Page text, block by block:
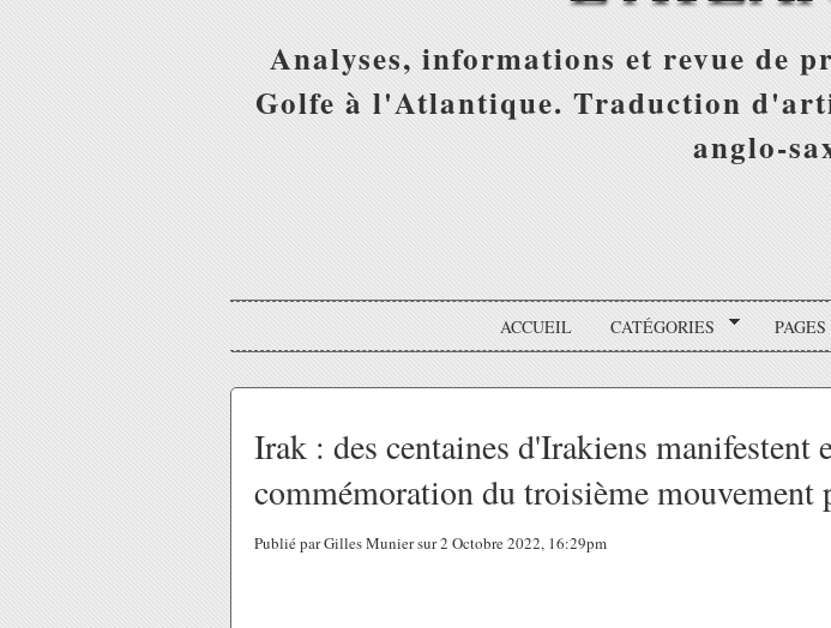
Analyses, informations et revue de
Golfe à l'Atlantique. Traduction
anglo-
ACCUEIL CATÉGORIES PAGES
Irak : des centaines d'Irakiens manifestent
commémoration du troisième mouvement
Publié par Gilles Munier sur 2 Octobre 2022, 16:29pm